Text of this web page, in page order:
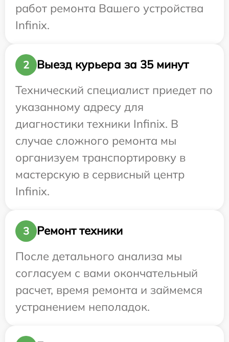
работ ремонта Вашего устройства
Infinix.
2
Выезд курьера за 35 минут
Технический специалист приедет по
указанному адресу для
диагностики техники Infinix. В
случае сложного ремонта мы
организуем транспортировку в
мастерскую в сервисный центр
Infinix.
3
Ремонт техники
После детального анализа мы
согласуем с вами окончательный
расчет, время ремонта и займемся
устранением неполадок.